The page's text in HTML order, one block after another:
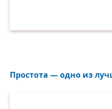
Простота — одно из